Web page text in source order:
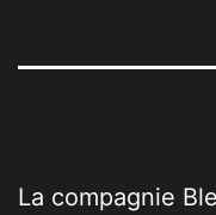
La compagnie